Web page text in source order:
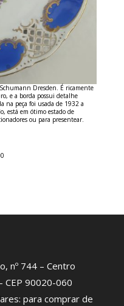
Dresden. É ricamente
e a borda possui detalhe
na peça foi usada de 1932 a
está em ótimo estado de
ou para presentear.
nº 744 – Centro
CEP 90020-060
para comprar de